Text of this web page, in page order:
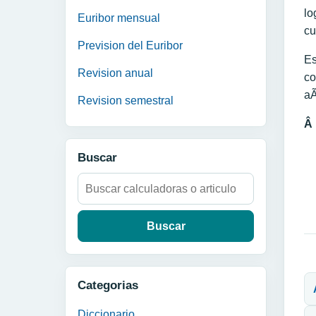
Euribor mensual
Prevision del Euribor
Revision anual
Revision semestral
Buscar
Buscar:
Categorias
Â